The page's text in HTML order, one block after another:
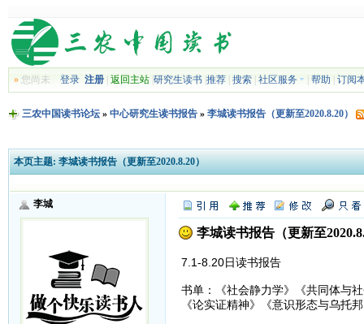
»您尚未 登录 注册| 返回主站| 研究生读书| 推荐| 搜索| 社区服务 帮助 订阅
三农中国读书论坛» 中心研究生读书报告» 李城读书报告（更新至2020.8.20）
本页主题: 李城读书报告（更新至2020.8.20）
李城
李城读书报告（更新至
7.1-8.20日读书报告
书单：《社会静力学》《共同体与
《论实证精神》《意识形态与乌托